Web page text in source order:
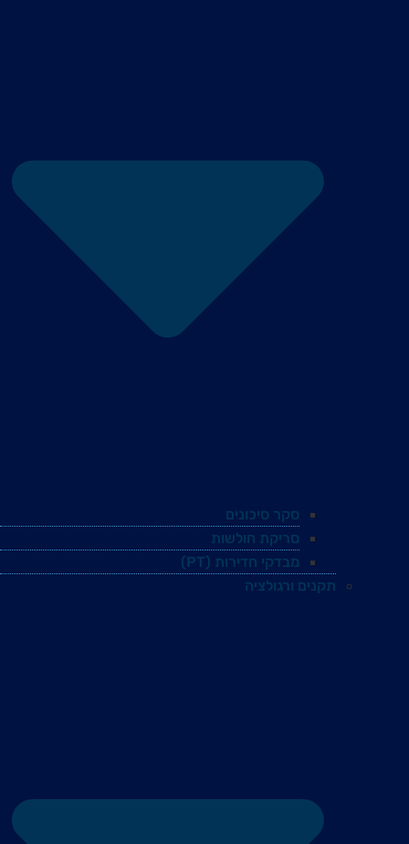
סקר סיכונים
סריקת חולשות
מבדקי חדירות (PT)
תקנים ורגולציה